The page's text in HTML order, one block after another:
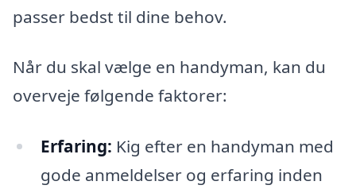
passer bedst til dine behov.
Når du skal vælge en handyman, kan du
overveje følgende faktorer:
Erfaring: Kig efter en handyman med
gode anmeldelser og erfaring inden